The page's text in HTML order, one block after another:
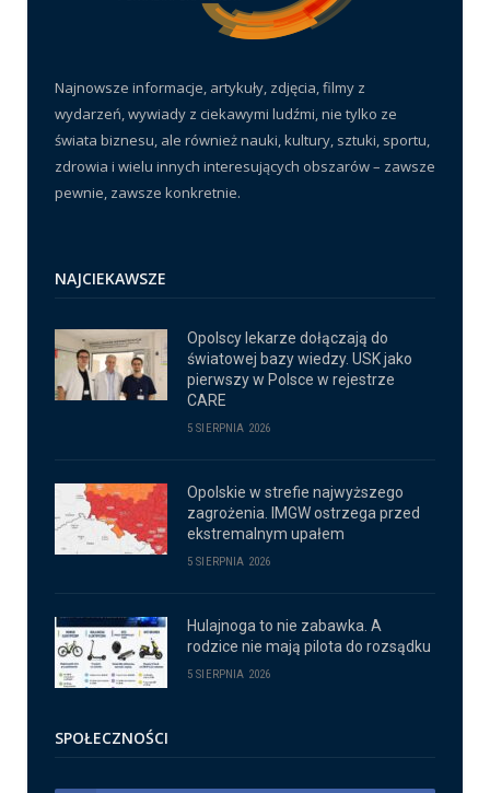
Najnowsze informacje, artykuły, zdjęcia, filmy z
wydarzeń, wywiady z ciekawymi ludźmi, nie tylko ze
świata biznesu, ale również nauki, kultury, sztuki, sportu,
zdrowia i wielu innych interesujących obszarów – zawsze
pewnie, zawsze konkretnie.
NAJCIEKAWSZE
Opolscy lekarze dołączają do
światowej bazy wiedzy. USK jako
pierwszy w Polsce w rejestrze
CARE
5 SIERPNIA 2026
Opolskie w strefie najwyższego
zagrożenia. IMGW ostrzega przed
ekstremalnym upałem
5 SIERPNIA 2026
Hulajnoga to nie zabawka. A
rodzice nie mają pilota do rozsądku
5 SIERPNIA 2026
SPOŁECZNOŚCI